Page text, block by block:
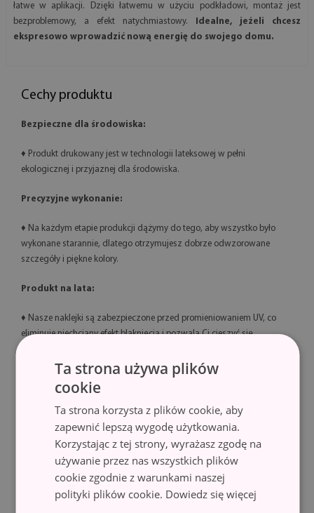
łatwe w aplikacji. Dzięki łatwemu w użyciu podkładowi, montaż jest
bezproblemowy, a efekt natychmiastowy. Idealne, jeżeli chcesz
ekspresowo wprowadzić nową energię do swojego domu.
Cechy produktu
Bezpieczne dla środowiska:
♦ Produkt drukowany jest w technologii lateksowej w pełni
ekologicznej i przyjaznej dla środowiska.
Precyzyjne wykonanie:
♦ Na każdym etapie produkcji dążymy do tego, aby wszystko było
wykonane starannie, dlatego otrzymujesz dobrze odwzorowane
szczegóły i piękne kolory.
Produkt na lata:
♦ Nasze naklejki są zabezpieczone przed promieniowaniem UV, co
eliminuje niechciany efekt blaknięcia i pozwala Ci cieszyć się
♦ Technologia lateksowa HP Latex zapewnia wydruki o znakomitej
jakości i wysokiej odporności na ścieranie bez potrzeby
laminowania.
Ta strona używa plików
cookie
Ta strona korzysta z plików cookie, aby
zapewnić lepszą wygodę użytkowania.
Korzystając z tej strony, wyrażasz zgodę na
używanie przez nas wszystkich plików
cookie zgodnie z warunkami naszej
polityki plików cookie. Dowiedz się więcej